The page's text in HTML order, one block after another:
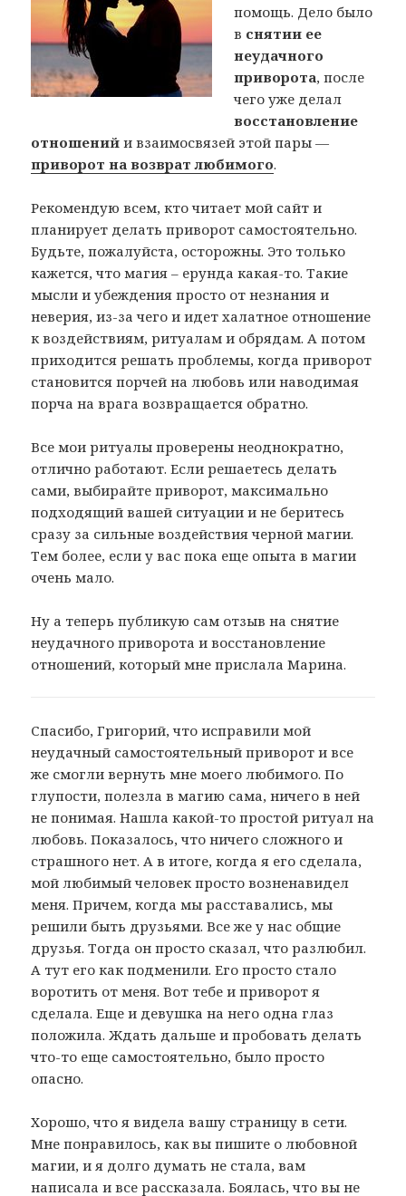
помощь. Дело было
в снятии ее
неудачного
приворота, после
чего уже делал
восстановление
отношений и взаимосвязей этой пары —
приворот на возврат любимого.
Рекомендую всем, кто читает мой сайт и
планирует делать приворот самостоятельно.
Будьте, пожалуйста, осторожны. Это только
кажется, что магия – ерунда какая-то. Такие
мысли и убеждения просто от незнания и
неверия, из-за чего и идет халатное отношение
к воздействиям, ритуалам и обрядам. А потом
приходится решать проблемы, когда приворот
становится порчей на любовь или наводимая
порча на врага возвращается обратно.
Все мои ритуалы проверены неоднократно,
отлично работают. Если решаетесь делать
сами, выбирайте приворот, максимально
подходящий вашей ситуации и не беритесь
сразу за сильные воздействия черной магии.
Тем более, если у вас пока еще опыта в магии
очень мало.
Ну а теперь публикую сам отзыв на снятие
неудачного приворота и восстановление
отношений, который мне прислала Марина.
Спасибо, Григорий, что исправили мой
неудачный самостоятельный приворот и все
же смогли вернуть мне моего любимого. По
глупости, полезла в магию сама, ничего в ней
не понимая. Нашла какой-то простой ритуал на
любовь. Показалось, что ничего сложного и
страшного нет. А в итоге, когда я его сделала,
мой любимый человек просто возненавидел
меня. Причем, когда мы расставались, мы
решили быть друзьями. Все же у нас общие
друзья. Тогда он просто сказал, что разлюбил.
А тут его как подменили. Его просто стало
воротить от меня. Вот тебе и приворот я
сделала. Еще и девушка на него одна глаз
положила. Ждать дальше и пробовать делать
что-то еще самостоятельно, было просто
опасно.
Хорошо, что я видела вашу страницу в сети.
Мне понравилось, как вы пишите о любовной
магии, и я долго думать не стала, вам
написала и все рассказала. Боялась, что вы не